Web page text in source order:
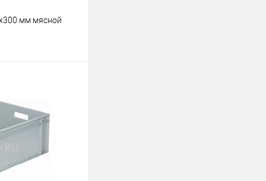
мм мясной
К сравнению
Под заказ